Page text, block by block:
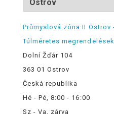
Průmyslová zóna II Ostrov
Túlméretes
Dolní Žďár 104
363 01 Ostrov
Česká republika
Hé - Pé, 8:00 - 16:00
Sz - Va, zárva